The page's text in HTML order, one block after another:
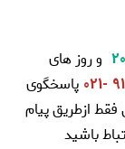
و روز های
پاسخگوی
ازطریق پیام
باشید